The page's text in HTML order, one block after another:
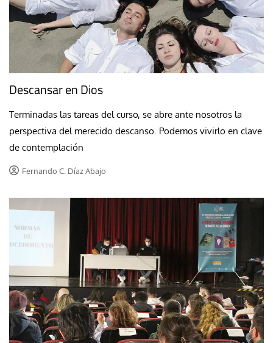
Descansar en Dios
Terminadas las tareas del curso, se abre ante nosotros la
perspectiva del merecido descanso. Podemos vivirlo en clave
de contemplación
Fernando C. Díaz Abajo